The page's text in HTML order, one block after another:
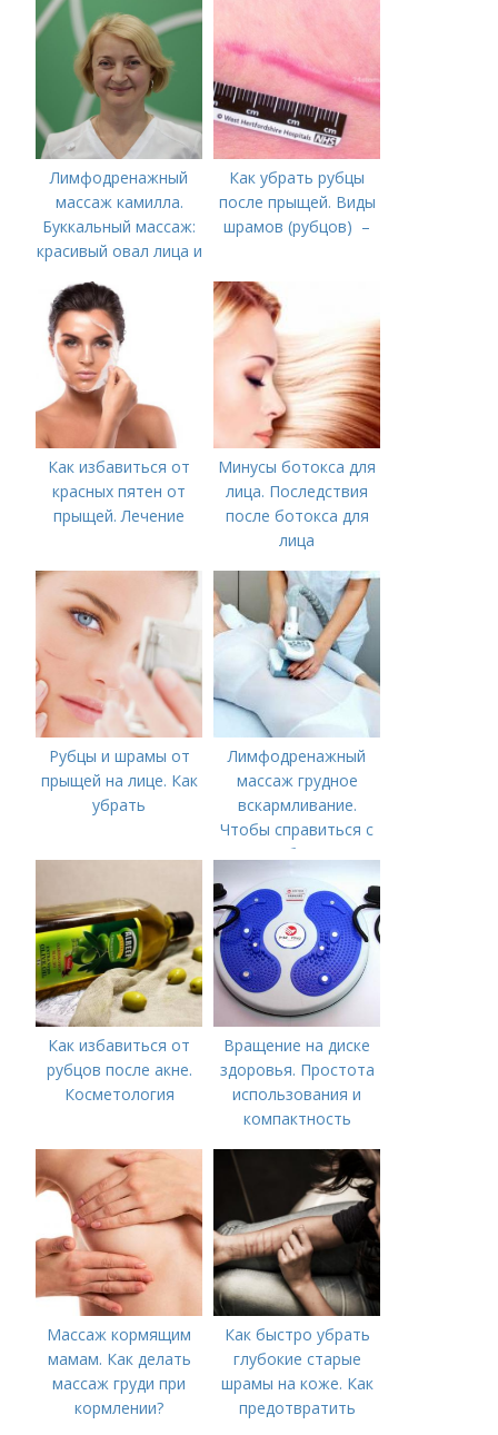
Лимфодренажный
массаж камилла.
Буккальный массаж:
красивый овал лица и
Как убрать рубцы
после прыщей. Виды
шрамов (рубцов) –
Как избавиться от
красных пятен от
прыщей. Лечение
Минусы ботокса для
лица. Последствия
после ботокса для
лица
Рубцы и шрамы от
прыщей на лице. Как
убрать
Лимфодренажный
массаж грудное
вскармливание.
Чтобы справиться с
нагрубанием,
необходимо
предпринять
следующие действия:
Как избавиться от
рубцов после акне.
Косметология
Вращение на диске
здоровья. Простота
использования и
компактность
Массаж кормящим
мамам. Как делать
массаж груди при
кормлении?
Как быстро убрать
глубокие старые
шрамы на коже. Как
предотвратить